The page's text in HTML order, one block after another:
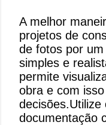
A melhor
projetos de
de fotos por
simples e
permite
obra e com
decisões.
documentação